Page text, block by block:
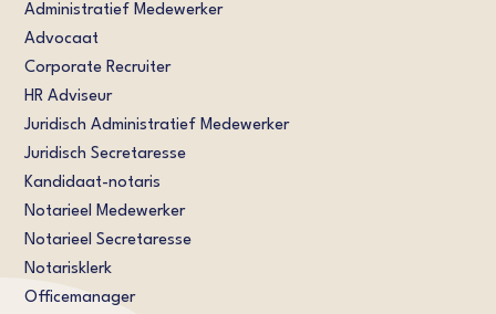
Administratief Medewerker
Advocaat
Corporate Recruiter
HR Adviseur
Juridisch Administratief Medewerker
Juridisch Secretaresse
Kandidaat-notaris
Notarieel Medewerker
Notarieel Secretaresse
Notarisklerk
Officemanager